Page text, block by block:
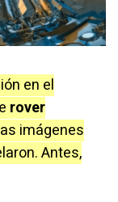
en el
rover
imágenes
Antes,